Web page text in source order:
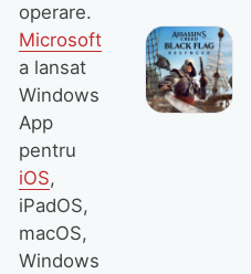
operare.
Microsoft
a lansat
Windows
App
pentru
iOS,
iPadOS,
macOS,
Windows